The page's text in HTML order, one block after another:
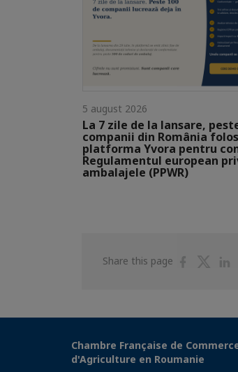
5 august 2026
La 7 zile de la lansare,
companii din România
platforma Yvora pentru
Regulamentul european
ambalajele (PPWR)
Share this page
ShareShare
Chambre Française de
d'Agriculture en Roumanie